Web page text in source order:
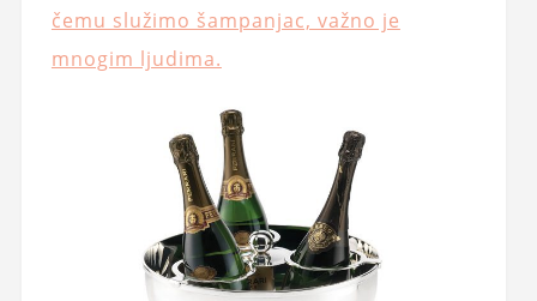
čemu služimo šampanjac, važno je
mnogim ljudima.